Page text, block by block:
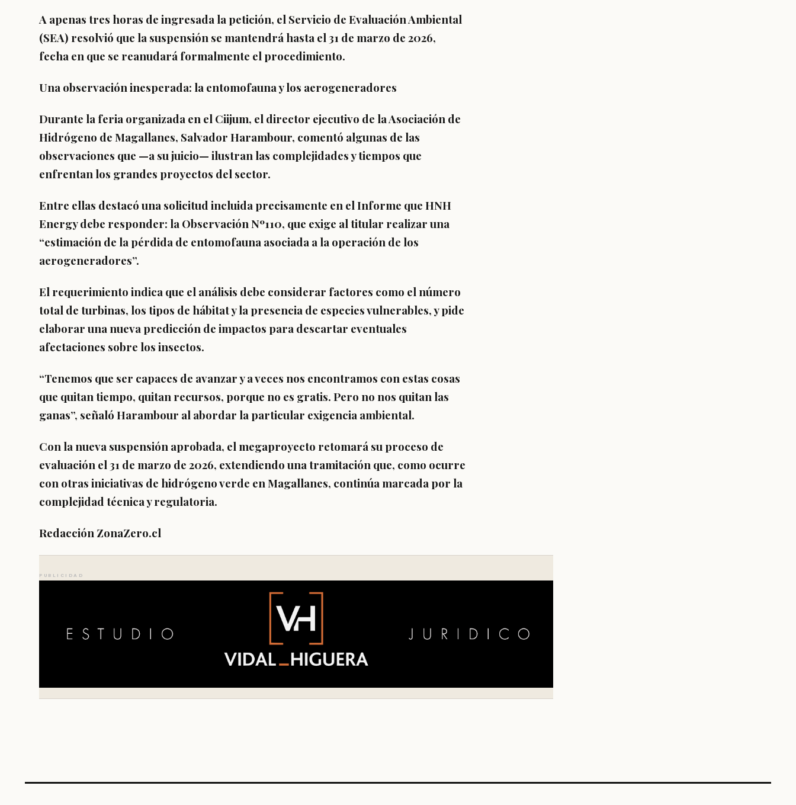
A apenas tres horas de ingresada la petición, el Servicio de Evaluación Ambiental
(SEA) resolvió que la suspensión se mantendrá hasta el 31 de marzo de 2026,
fecha en que se reanudará formalmente el procedimiento.
Una observación inesperada: la entomofauna y los aerogeneradores
Durante la feria organizada en el Ciijum, el director ejecutivo de la Asociación de
Hidrógeno de Magallanes, Salvador Harambour, comentó algunas de las
observaciones que —a su juicio— ilustran las complejidades y tiempos que
enfrentan los grandes proyectos del sector.
Entre ellas destacó una solicitud incluida precisamente en el Informe que HNH
Energy debe responder: la Observación Nº110, que exige al titular realizar una
“estimación de la pérdida de entomofauna asociada a la operación de los
aerogeneradores”.
El requerimiento indica que el análisis debe considerar factores como el número
total de turbinas, los tipos de hábitat y la presencia de especies vulnerables, y pide
elaborar una nueva predicción de impactos para descartar eventuales
afectaciones sobre los insectos.
“Tenemos que ser capaces de avanzar y a veces nos encontramos con estas cosas
que quitan tiempo, quitan recursos, porque no es gratis. Pero no nos quitan las
ganas”, señaló Harambour al abordar la particular exigencia ambiental.
Con la nueva suspensión aprobada, el megaproyecto retomará su proceso de
evaluación el 31 de marzo de 2026, extendiendo una tramitación que, como ocurre
con otras iniciativas de hidrógeno verde en Magallanes, continúa marcada por la
complejidad técnica y regulatoria.
Redacción ZonaZero.cl
PUBLICIDAD